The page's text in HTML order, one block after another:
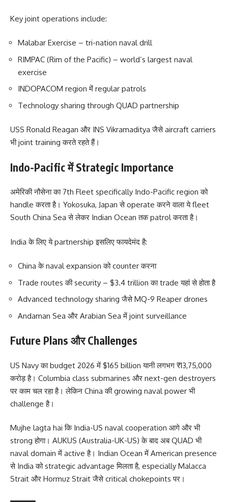
Key joint operations include:
Malabar Exercise – tri-nation naval drill
RIMPAC (Rim of the Pacific) – world’s largest naval
exercise
INDOPACOM region में regular patrols
Technology sharing through QUAD partnership
USS Ronald Reagan और INS Vikramaditya जैसे aircraft carriers
भी joint training करते रहते हैं।
Indo-Pacific में Strategic Importance
अमेरिकी नौसेना का 7th Fleet specifically Indo-Pacific region को
handle करता है। Yokosuka, Japan से operate करने वाला ये fleet
South China Sea से लेकर Indian Ocean तक patrol करता है।
India के लिए ये partnership इसलिए फायदेमंद है:
China के naval expansion को counter करना
Trade routes की security – $3.4 trillion का trade यहां से होता है
Advanced technology sharing जैसे MQ-9 Reaper drones
Andaman Sea और Arabian Sea में joint surveillance
Future Plans और Challenges
US Navy का budget 2026 में $165 billion यानी लगभग ₹13,75,000
करोड़ है। Columbia class submarines और next-gen destroyers
पर काम चल रहा है। लेकिन China की growing naval power भी
challenge है।
Mujhe lagta hai कि India-US naval cooperation आगे और भी
strong होगा। AUKUS (Australia-UK-US) के बाद अब QUAD भी
naval domain में active है। Indian Ocean में American presence
से India को strategic advantage मिलता है, especially Malacca
Strait और Hormuz Strait जैसे critical chokepoints पर।